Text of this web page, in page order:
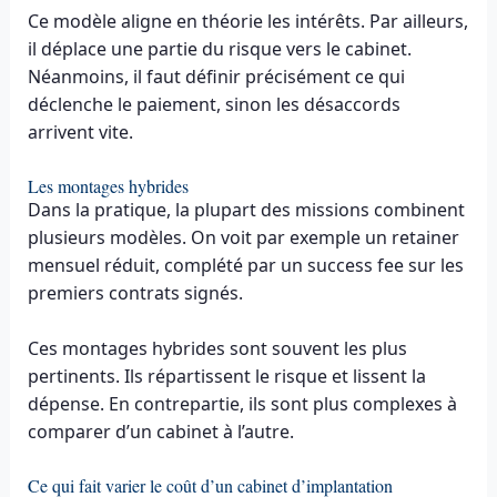
Ce modèle aligne en théorie les intérêts. Par ailleurs,
il déplace une partie du risque vers le cabinet.
Néanmoins, il faut définir précisément ce qui
déclenche le paiement, sinon les désaccords
arrivent vite.
Les montages hybrides
Dans la pratique, la plupart des missions combinent
plusieurs modèles. On voit par exemple un retainer
mensuel réduit, complété par un success fee sur les
premiers contrats signés.
Ces montages hybrides sont souvent les plus
pertinents. Ils répartissent le risque et lissent la
dépense. En contrepartie, ils sont plus complexes à
comparer d’un cabinet à l’autre.
Ce qui fait varier le coût d’un cabinet d’implantation